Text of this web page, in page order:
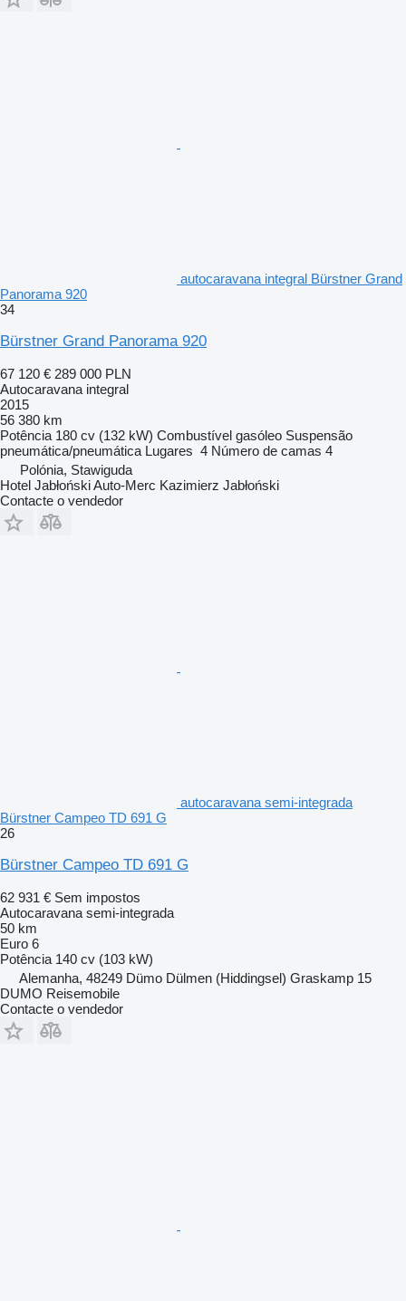
autocaravana integral Bürstner Grand
Panorama 920
34
Bürstner Grand Panorama 920
67 120 € 289 000 PLN
Autocaravana integral
2015
56 380 km
Potência 180 cv (132 kW) Combustível gasóleo Suspensão
pneumática/pneumática Lugares 4 Número de camas 4
Polónia, Stawiguda
Hotel Jabłoński Auto-Merc Kazimierz Jabłoński
Contacte o vendedor
autocaravana semi-integrada
Bürstner Campeo TD 691 G
26
Bürstner Campeo TD 691 G
62 931 € Sem impostos
Autocaravana semi-integrada
50 km
Euro 6
Potência 140 cv (103 kW)
Alemanha, 48249 Dümo Dülmen (Hiddingsel) Graskamp 15
DUMO Reisemobile
Contacte o vendedor